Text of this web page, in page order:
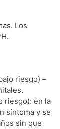
Los
riesgo) –
riesgo): en la
síntoma y se
sin que